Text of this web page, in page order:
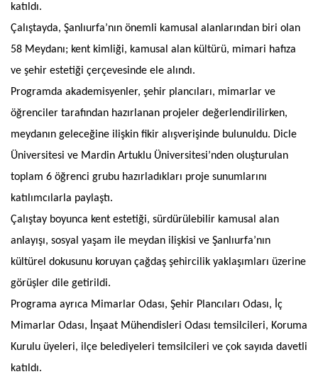
katıldı.
Çalıştayda, Şanlıurfa’nın önemli kamusal alanlarından biri olan
58 Meydanı; kent kimliği, kamusal alan kültürü, mimari hafıza
ve şehir estetiği çerçevesinde ele alındı.
Programda akademisyenler, şehir plancıları, mimarlar ve
öğrenciler tarafından hazırlanan projeler değerlendirilirken,
meydanın geleceğine ilişkin fikir alışverişinde bulunuldu. Dicle
Üniversitesi ve Mardin Artuklu Üniversitesi’nden oluşturulan
toplam 6 öğrenci grubu hazırladıkları proje sunumlarını
katılımcılarla paylaştı.
Çalıştay boyunca kent estetiği, sürdürülebilir kamusal alan
anlayışı, sosyal yaşam ile meydan ilişkisi ve Şanlıurfa’nın
kültürel dokusunu koruyan çağdaş şehircilik yaklaşımları üzerine
görüşler dile getirildi.
Programa ayrıca Mimarlar Odası, Şehir Plancıları Odası, İç
Mimarlar Odası, İnşaat Mühendisleri Odası temsilcileri, Koruma
Kurulu üyeleri, ilçe belediyeleri temsilcileri ve çok sayıda davetli
katıldı.